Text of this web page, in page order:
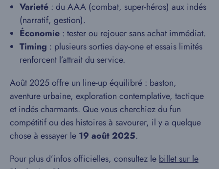
Varieté : du AAA (combat, super-héros) aux indés
(narratif, gestion).
Économie : tester ou rejouer sans achat immédiat.
Timing : plusieurs sorties day-one et essais limités
renforcent l’attrait du service.
Août 2025 offre un line-up équilibré : baston,
aventure urbaine, exploration contemplative, tactique
et indés charmants. Que vous cherchiez du fun
compétitif ou des histoires à savourer, il y a quelque
chose à essayer le 19 août 2025.
Pour plus d’infos officielles, consultez lebillet sur le